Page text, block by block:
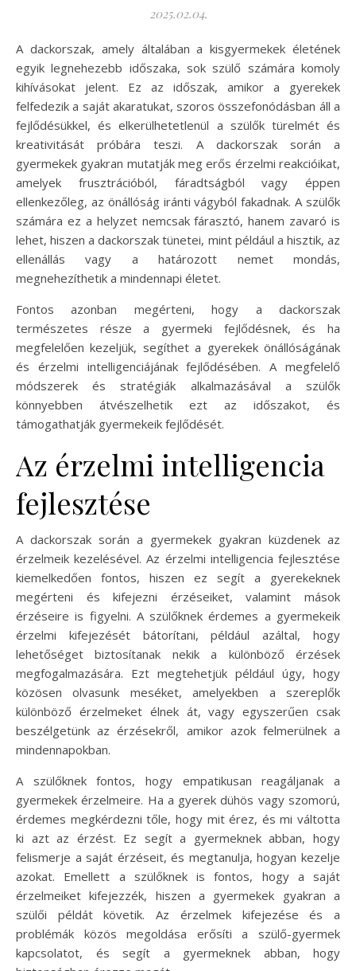
2025.02.04.
A dackorszak, amely általában a kisgyermekek életének
egyik legnehezebb időszaka, sok szülő számára komoly
kihívásokat jelent. Ez az időszak, amikor a gyerekek
felfedezik a saját akaratukat, szoros összefonódásban áll a
fejlődésükkel, és elkerülhetetlenül a szülők türelmét és
kreativitását próbára teszi. A dackorszak során a
gyermekek gyakran mutatják meg erős érzelmi reakcióikat,
amelyek frusztrációból, fáradtságból vagy éppen
ellenkezőleg, az önállóság iránti vágyból fakadnak. A szülők
számára ez a helyzet nemcsak fárasztó, hanem zavaró is
lehet, hiszen a dackorszak tünetei, mint például a hisztik, az
ellenállás vagy a határozott nemet mondás,
megnehezíthetik a mindennapi életet.
Fontos azonban megérteni, hogy a dackorszak
természetes része a gyermeki fejlődésnek, és ha
megfelelően kezeljük, segíthet a gyerekek önállóságának
és érzelmi intelligenciájának fejlődésében. A megfelelő
módszerek és stratégiák alkalmazásával a szülők
könnyebben átvészelhetik ezt az időszakot, és
támogathatják gyermekeik fejlődését.
Az érzelmi intelligencia
fejlesztése
A dackorszak során a gyermekek gyakran küzdenek az
érzelmeik kezelésével. Az érzelmi intelligencia fejlesztése
kiemelkedően fontos, hiszen ez segít a gyerekeknek
megérteni és kifejezni érzéseiket, valamint mások
érzéseire is figyelni. A szülőknek érdemes a gyermekeik
érzelmi kifejezését bátorítani, például azáltal, hogy
lehetőséget biztosítanak nekik a különböző érzések
megfogalmazására. Ezt megtehetjük például úgy, hogy
közösen olvasunk meséket, amelyekben a szereplők
különböző érzelmeket élnek át, vagy egyszerűen csak
beszélgetünk az érzésekről, amikor azok felmerülnek a
mindennapokban.
A szülőknek fontos, hogy empatikusan reagáljanak a
gyermekek érzelmeire. Ha a gyerek dühös vagy szomorú,
érdemes megkérdezni tőle, hogy mit érez, és mi váltotta
ki azt az érzést. Ez segít a gyermeknek abban, hogy
felismerje a saját érzéseit, és megtanulja, hogyan kezelje
azokat. Emellett a szülőknek is fontos, hogy a saját
érzelmeiket kifejezzék, hiszen a gyermekek gyakran a
szülői példát követik. Az érzelmek kifejezése és a
problémák közös megoldása erősíti a szülő-gyermek
kapcsolatot, és segít a gyermeknek abban, hogy